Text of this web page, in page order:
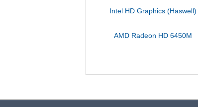
Intel HD Graphics (Haswell)
AMD Radeon HD 6450M